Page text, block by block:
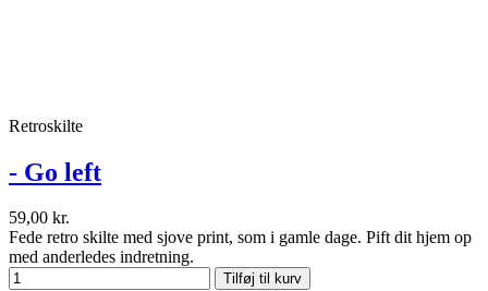
Retroskilte
- Go left
59,00 kr.
Fede retro skilte med sjove print, som i gamle dage. Pift dit hjem op
med anderledes indretning.
Tilføj til kurv